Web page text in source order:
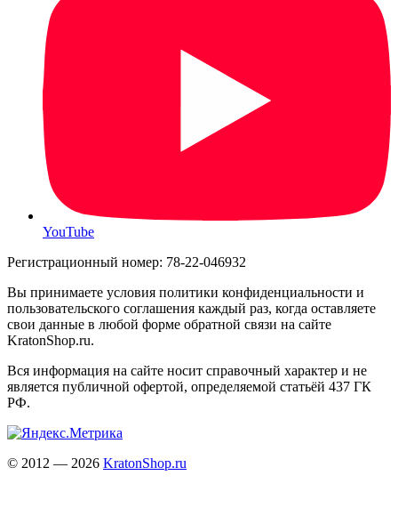
YouTube
Регистрационный номер: 78-22-046932
Вы принимаете условия политики конфиденциальности и
пользовательского соглашения каждый раз, когда оставляете
свои данные в любой форме обратной связи на сайте
KratonShop.ru.
Вся информация на сайте носит справочный характер и не
является публичной офертой, определяемой статьёй 437 ГК
РФ.
© 2012 — 2026 KratonShop.ru